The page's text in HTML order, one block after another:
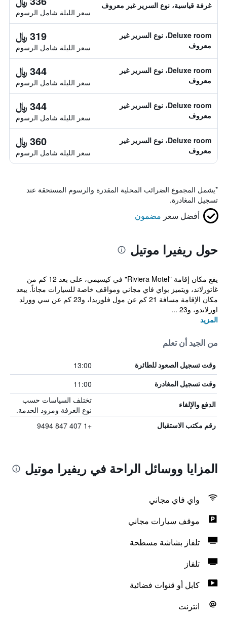
غرفة قياسية، نوع السرير غير معروف
سعر الليلة شامل الرسوم
Deluxe room، نوع السرير غير
معروف
319 ﷼
سعر الليلة شامل الرسوم
Deluxe room، نوع السرير غير
معروف
344 ﷼
سعر الليلة شامل الرسوم
Deluxe room، نوع السرير غير
معروف
344 ﷼
سعر الليلة شامل الرسوم
Deluxe room، نوع السرير غير
معروف
360 ﷼
سعر الليلة شامل الرسوم
*يشمل المجموع الضرائب المحلية المقدرة والرسوم المستحقة عند
تسجيل المغادرة.
أفضل سعر مضمون
حول ريفيرا موتيل
يقع مكان إقامة "Riviera Motel" في كيسيمي، على بعد 12 كم من
غاتورلاند، ويتميز بواي فاي مجاني ومواقف خاصة للسيارات مجاناً. يبعد
مكان الإقامة مسافة 21 كم عن مول فلوريدا، و23 كم عن سي وورلد
اورلاندو، و23 ...
المزيد
من الجيد أن تعلم
وقت تسجيل الصعود للطائرة 13:00
وقت تسجيل المغادرة 11:00
الدفع والإلغاء
تختلف السياسات حسب
نوع الغرفة ومزود الخدمة.
رقم مكتب الاستقبال +1 407 847 9494
المزايا ووسائل الراحة في ريفيرا موتيل
واي فاي مجاني
موقف سيارات مجاني
تلفاز بشاشة مسطحة
تلفاز
كابل أو قنوات فضائية
انترنت